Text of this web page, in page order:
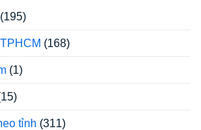
(195)
(168)
(1)
tỉnh (311)